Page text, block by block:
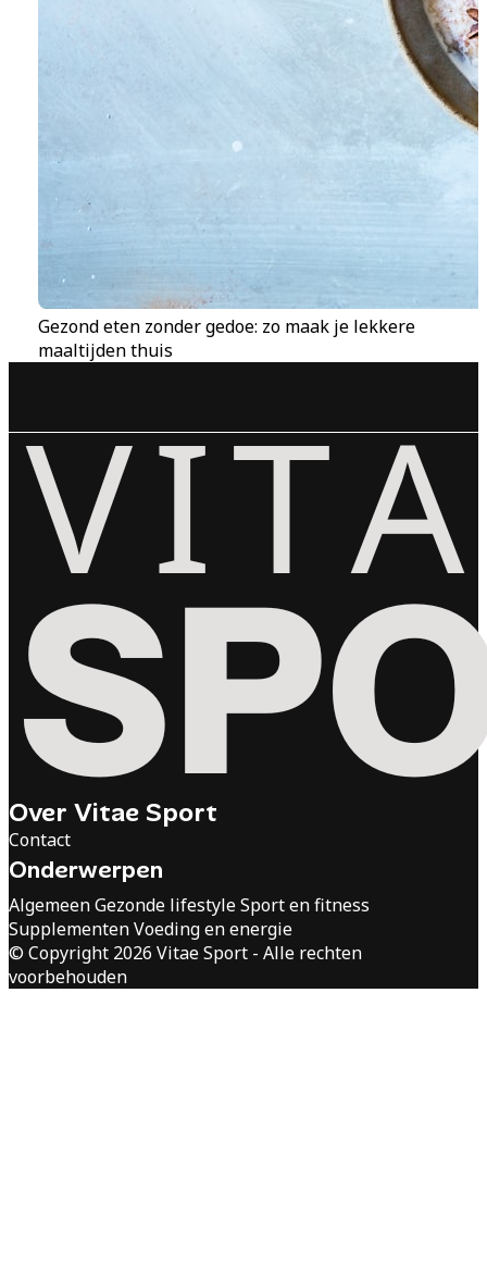
Gezond eten zonder gedoe: zo maak je lekkere
maaltijden thuis
Over Vitae Sport
Contact
Onderwerpen
AlgemeenGezonde lifestyleSport en fitness
SupplementenVoeding en energie
© Copyright 2026 Vitae Sport - Alle rechten
voorbehouden